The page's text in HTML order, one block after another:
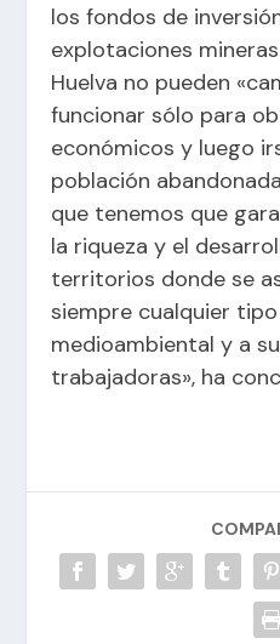
los fondos de
explotaciones
Huelva no pueden
funcionar sólo para
económicos y luego
población
que tenemos que
la riqueza y el
territorios donde se
siempre cualquier
medioambiental y a
trabajadoras», ha